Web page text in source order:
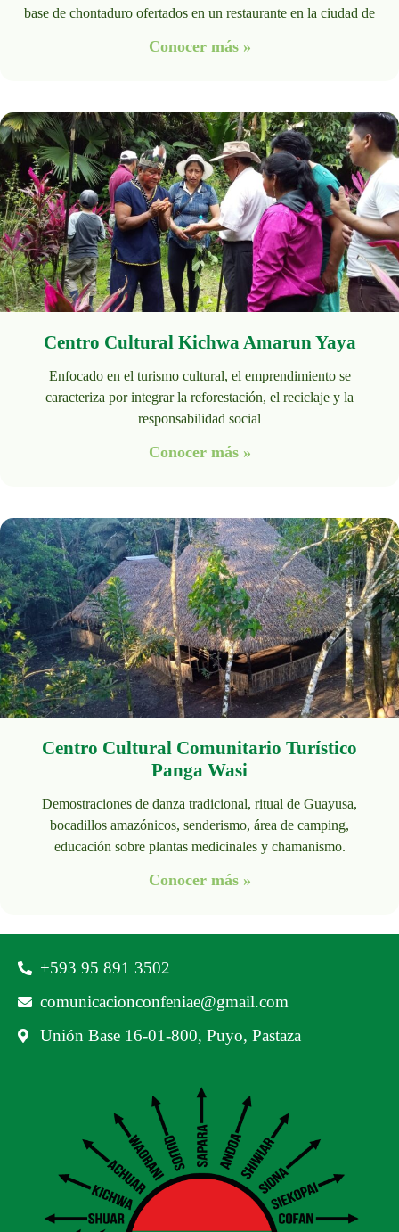
base de chontaduro ofertados en un restaurante en la ciudad de
Conocer más »
Centro Cultural Kichwa Amarun Yaya
Enfocado en el turismo cultural, el emprendimiento se
caracteriza por integrar la reforestación, el reciclaje y la
responsabilidad social
Conocer más »
Centro Cultural Comunitario Turístico
Panga Wasi
Demostraciones de danza tradicional, ritual de Guayusa,
bocadillos amazónicos, senderismo, área de camping,
educación sobre plantas medicinales y chamanismo.
Conocer más »
‪+593 95 891 3502‬
comunicacionconfeniae@gmail.com
Unión Base 16-01-800, Puyo, Pastaza